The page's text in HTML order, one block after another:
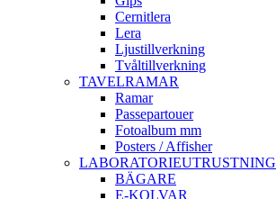
Cernitlera
Lera
Ljustillverkning
Tvåltillverkning
TAVELRAMAR
Ramar
Passepartouer
Fotoalbum mm
Posters / Affisher
LABORATORIEUTRUSTNING
BÄGARE
E-KOLVAR